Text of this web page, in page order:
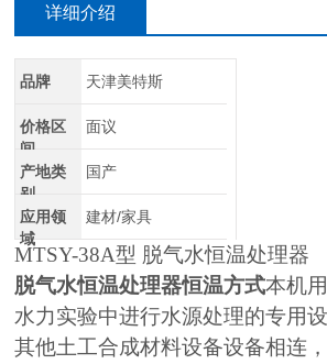
详细介绍
品牌 天津美特斯
价格区
间
面议
产地类
别
国产
应用领
域
建材/家具
MTSY-38A型 脱气水恒温处理器
脱气水恒温处理器恒温方式本机
水力实验中进行水源处理的专用
其他土工合成材料设备设备相连